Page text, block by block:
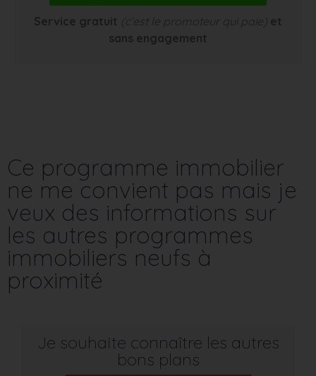
Service gratuit (c’est le promoteur qui paie) et
sans engagement
Ce programme immobilier
ne me convient pas mais je
veux des informations sur
les autres programmes
immobiliers neufs à
proximité
Je souhaite connaître les autres
bons plans